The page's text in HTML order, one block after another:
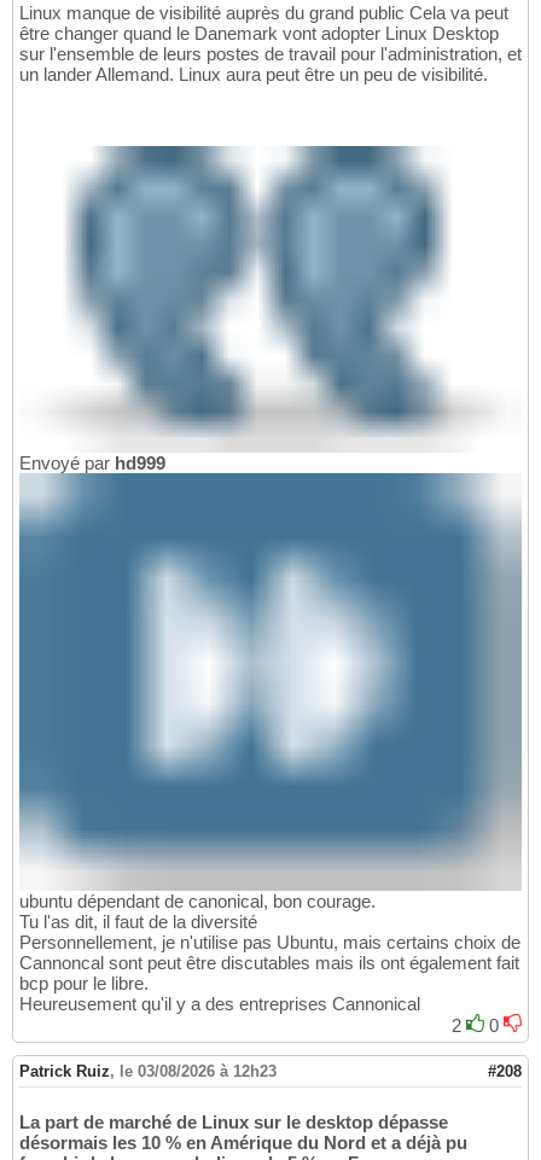
Linux manque de visibilité auprès du grand public Cela va peut
être changer quand le Danemark vont adopter Linux Desktop
sur l'ensemble de leurs postes de travail pour l'administration, et
un lander Allemand. Linux aura peut être un peu de visibilité.
Envoyé par hd999
ubuntu dépendant de canonical, bon courage.
Tu l'as dit, il faut de la diversité
Personnellement, je n'utilise pas Ubuntu, mais certains choix de
Cannoncal sont peut être discutables mais ils ont également fait
bcp pour le libre.
Heureusement qu'il y a des entreprises Cannonical
2
0
Patrick Ruiz, le 03/08/2026 à 12h23 #208
La part de marché de Linux sur le desktop dépasse
désormais les 10 % en Amérique du Nord et a déjà pu